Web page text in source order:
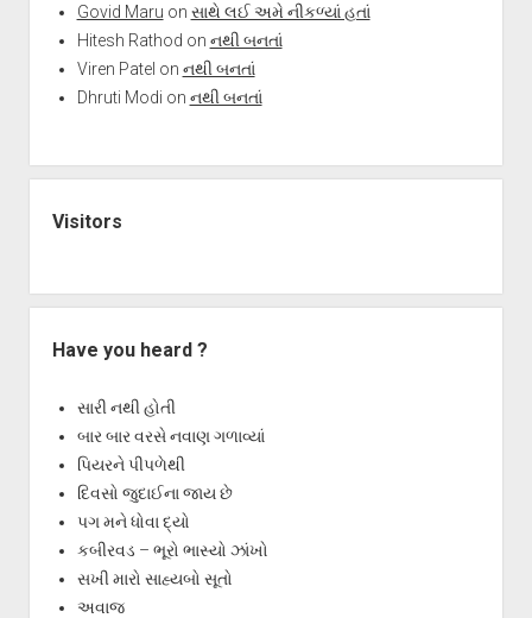
Govid Maru on સાથે લઈ અમે નીકળ્યાં હતાં
Hitesh Rathod on નથી બનતાં
Viren Patel on નથી બનતાં
Dhruti Modi on નથી બનતાં
Visitors
Have you heard ?
સારી નથી હોતી
બાર બાર વરસે નવાણ ગળાવ્યાં
પિયરને પીપળેથી
દિવસો જુદાઈના જાય છે
પગ મને ધોવા દ્યો
કબીરવડ – ભૂરો ભાસ્યો ઝાંખો
સખી મારો સાહ્યબો સૂતો
અવાજ